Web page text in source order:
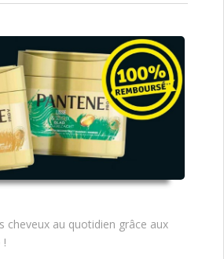
cheveux au quotidien grâce aux
!